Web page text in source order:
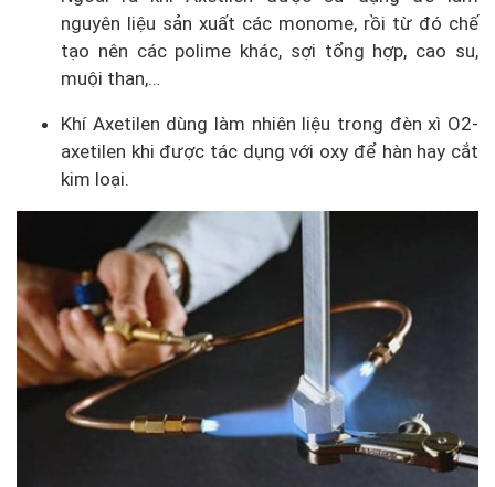
nguyên liệu sản xuất các monome, rồi từ đó chế
tạo nên các polime khác, sợi tổng hợp, cao su,
muội than,…
Khí Axetilen dùng làm nhiên liệu trong đèn xì O2-
axetilen khi được tác dụng với oxy để hàn hay cắt
kim loại.